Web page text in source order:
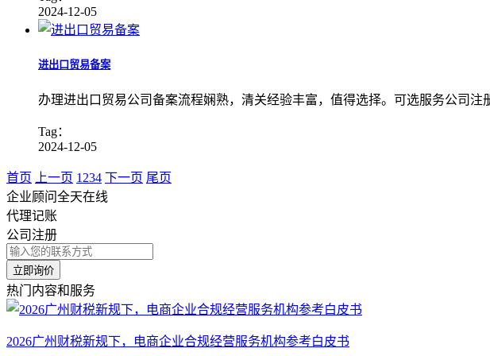
2024-12-05
进出口贸易备案
办理进出口贸易公司备案流程娴熟，清关经验丰富，值得选择。可选服务公司
Tag：
2024-12-05
首页 上一页 1 234 下一页 尾页
企业顾问全天在线
代理记账
公司注册
立即询价
热门内容和服务
2026广州财税新规下，电商企业合规经营服务机构参考白皮书